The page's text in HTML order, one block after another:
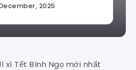
2025